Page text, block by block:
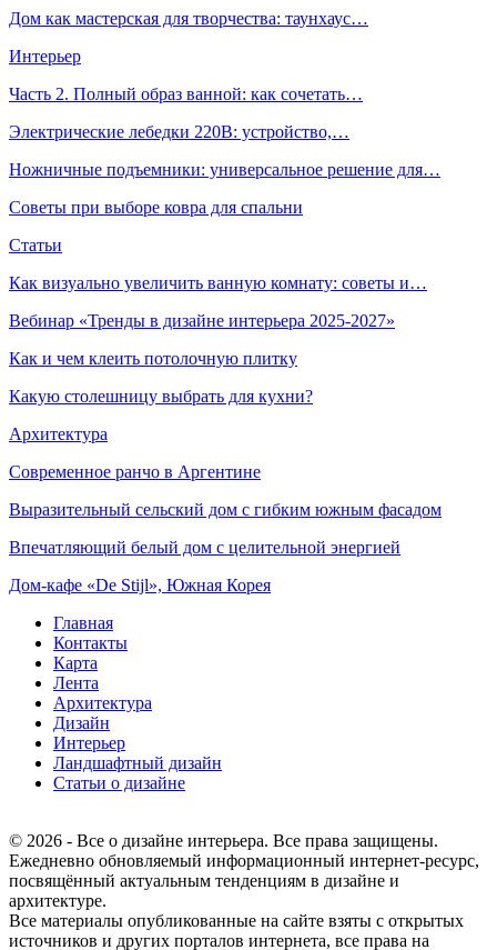
Дом как мастерская для творчества: таунхаус…
Интерьер
Часть 2. Полный образ ванной: как сочетать…
Электрические лебедки 220В: устройство,…
Ножничные подъемники: универсальное решение для…
Советы при выборе ковра для спальни
Статьи
Как визуально увеличить ванную комнату: советы и…
Вебинар «Тренды в дизайне интерьера 2025-2027»
Как и чем клеить потолочную плитку
Какую столешницу выбрать для кухни?
Архитектура
Современное ранчо в Аргентине
Выразительный сельский дом с гибким южным фасадом
Впечатляющий белый дом с целительной энергией
Дом-кафе «De Stijl», Южная Корея
Главная
Контакты
Карта
Лента
Архитектура
Дизайн
Интерьер
Ландшафтный дизайн
Статьи о дизайне
© 2026 - Все о дизайне интерьера. Все права защищены.
Ежедневно обновляемый информационный интернет-ресурс,
посвящённый актуальным тенденциям в дизайне и
архитектуре.
Все материалы опубликованные на сайте взяты с открытых
источников и других порталов интернета, все права на